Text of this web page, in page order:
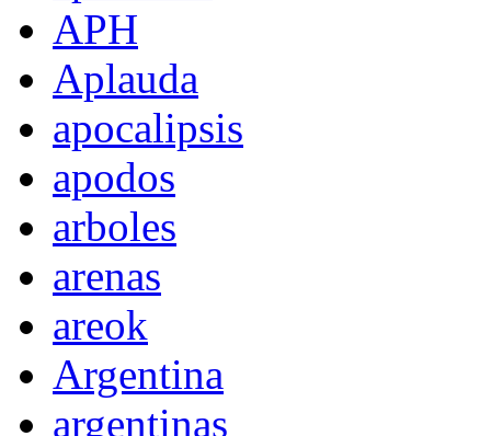
APH
Aplauda
apocalipsis
apodos
arboles
arenas
areok
Argentina
argentinas